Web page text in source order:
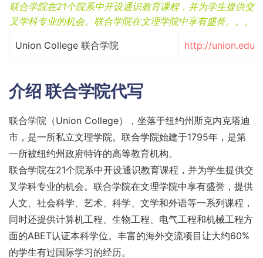
联合学院在21个院系中开设通识教育课程，并为学生提供交
叉学科专业的机会。联合学院在文理学院中享有盛誉。。。
Union College 联合学院 http://union.edu
介绍联合学院代写
联合学院（Union College），坐落于纽约州斯克内克塔迪
市，是一所私立文理学院。联合学院始建于1795年，是第
一所被纽约州政府特许的高等教育机构。
联合学院在21个院系中开设通识教育课程，并为学生提供交
叉学科专业的机会。联合学院在文理学院中享有盛誉，提供
人文、社会科学、艺术、科学、文学和外语等一系列课程，
同时还提供计算机工程、生物工程、电气工程和机械工程方
面的ABET认证本科学位。丰富的海外交流项目让大约60%
的学生有过国际学习的经历。